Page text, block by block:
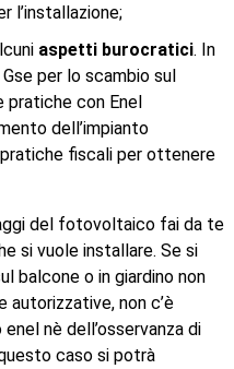
l’installazione;
aspetti burocratici. In
per lo scambio sul
pratiche con Enel
dell’impianto
fiscali per ottenere
del fotovoltaico fai da te
si vuole installare. Se si
balcone o in giardino non
autorizzative, non c’è
nè dell’osservanza di
caso si potrà